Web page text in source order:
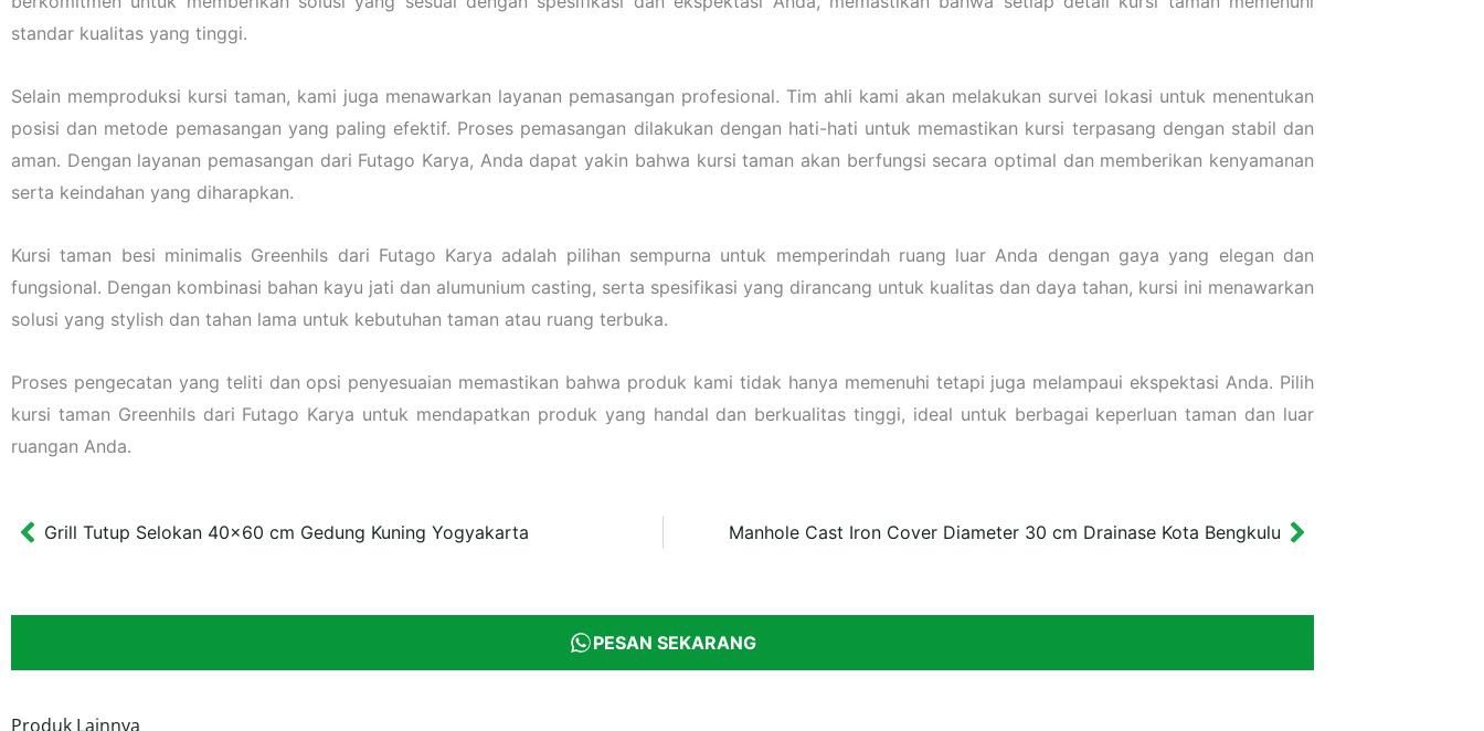
standar kualitas yang tinggi.
Selain memproduksi kursi taman, kami juga menawarkan layanan pemasangan profesional. Tim ahli kami akan melakukan survei lokasi untuk menentukan
posisi dan metode pemasangan yang paling efektif. Proses pemasangan dilakukan dengan hati-hati untuk memastikan kursi terpasang dengan stabil dan
aman. Dengan layanan pemasangan dari Futago Karya, Anda dapat yakin bahwa kursi taman akan berfungsi secara optimal dan memberikan kenyamanan
serta keindahan yang diharapkan.
Kursi taman besi minimalis Greenhils dari Futago Karya adalah pilihan sempurna untuk memperindah ruang luar Anda dengan gaya yang elegan dan
fungsional. Dengan kombinasi bahan kayu jati dan alumunium casting, serta spesifikasi yang dirancang untuk kualitas dan daya tahan, kursi ini menawarkan
solusi yang stylish dan tahan lama untuk kebutuhan taman atau ruang terbuka.
Proses pengecatan yang teliti dan opsi penyesuaian memastikan bahwa produk kami tidak hanya memenuhi tetapi juga melampaui ekspektasi Anda. Pilih
kursi taman Greenhils dari Futago Karya untuk mendapatkan produk yang handal dan berkualitas tinggi, ideal untuk berbagai keperluan taman dan luar
ruangan Anda.
Prev
Grill Tutup Selokan 40×60 cm Gedung Kuning Yogyakarta Manhole Cast Iron Cover Diameter 30 cm Drainase Kota Bengkulu Next
PESAN SEKARANG
Produk Lainnya